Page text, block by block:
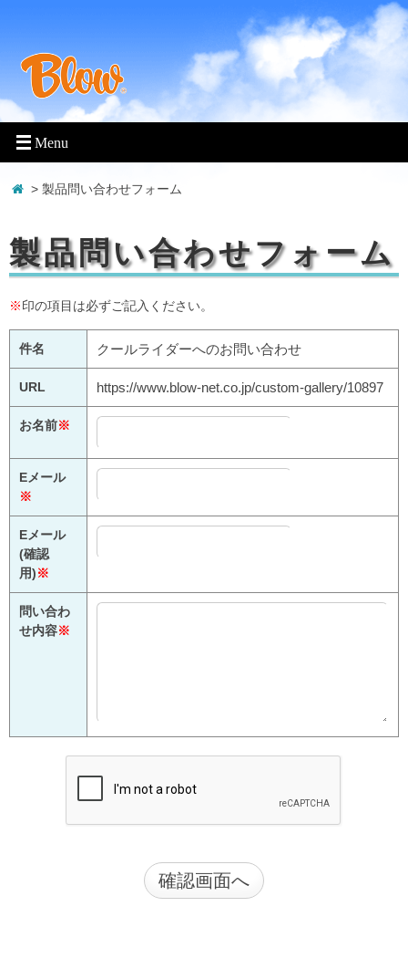
> 製品問い合わせフォーム
製品問い合わせフォーム
※印の項目は必ずご記入ください。
件名 クールライダーへのお問い合わせ
URL https://www.blow-net.co.jp/custom-gallery/10897
お名前※
Eメール
※
Eメール
(確認
用)※
問い合わ
せ内容※